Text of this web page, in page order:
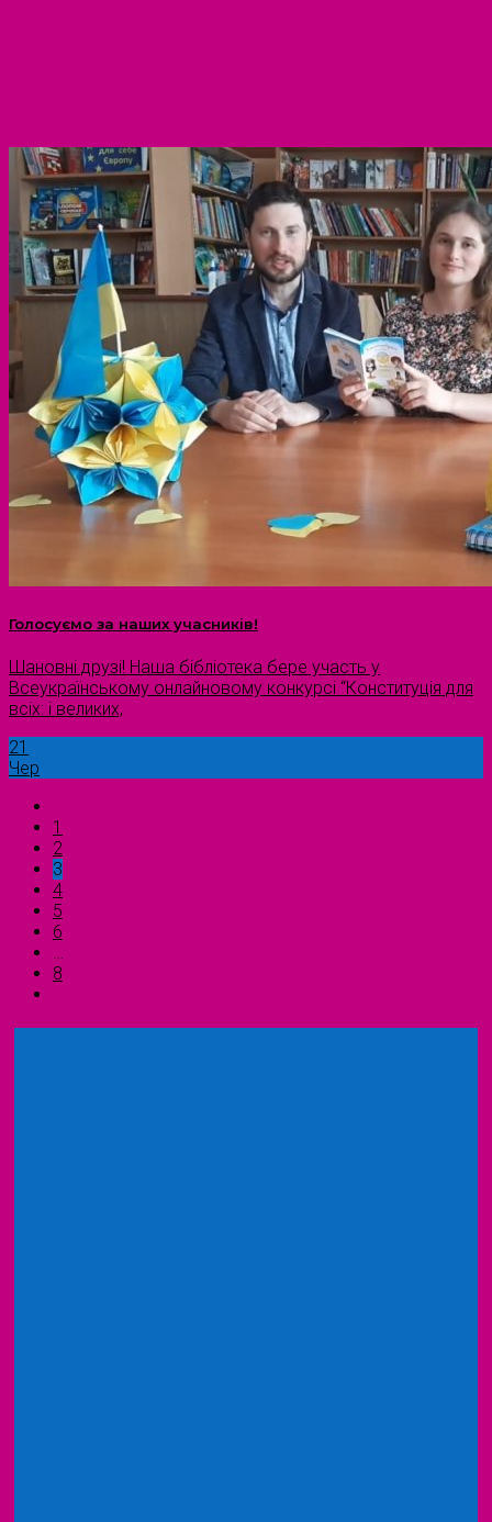
Голосуємо за наших учасників!
Шановні друзі! Наша бібліотека бере участь у
Всеукраїнському онлайновому конкурсі “Конституція для
всіх: і великих,
21
Чер
1
2
3
4
5
6
…
8